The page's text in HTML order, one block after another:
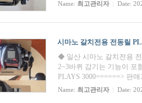
Name: 최고관리자 Date:
시마노 갈치전용 전동릴
◆ 일산 시마노 갈치전용
2~3바퀴 감기는 기능이 포
PLAYS 3000======> 판
Name: 최고관리자 Date: